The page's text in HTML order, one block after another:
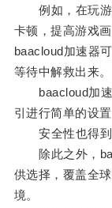
例如，在玩游
卡顿，提高游戏
baacloud加速器
等待中解救出来。
baacloud加速
引进行简单的设置
安全性也得到
除此之外，
供选择，覆盖全
境。